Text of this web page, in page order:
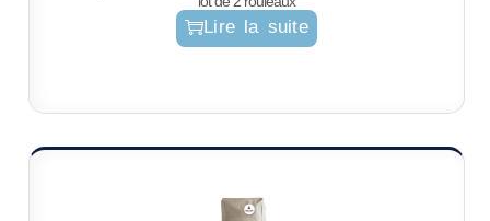
Lire la suite